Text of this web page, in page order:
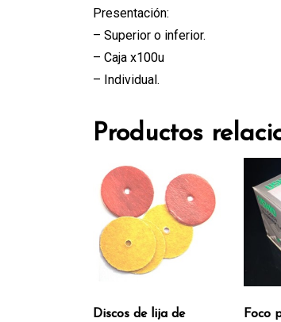
Presentación:
– Superior o inferior.
– Caja x100u
– Individual.
Productos
Discos de lija de
Foco